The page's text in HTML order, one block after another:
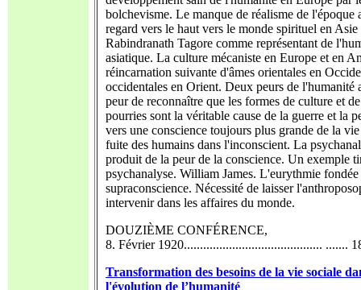
bolchevisme. Le manque de réalisme de l'époque
regard vers le haut vers le monde spirituel en Asie
Rabindranath Tagore comme représentant de
asiatique. La culture mécaniste en Europe et en
réincarnation suivante d'âmes orientales en
occidentales en Orient. Deux peurs de l'humanité
peur de reconnaître que les formes de culture et
pourries sont la véritable cause de la guerre et la
vers une conscience toujours plus grande de la
fuite des humains dans l'inconscient. La
produit de la peur de la conscience. Un exemple
psychanalyse. William James. L'eurythmie fondée
supraconscience. Nécessité de laisser
intervenir dans les affaires du monde.
DOUZIÈME CONFÉRENCE,
8. Février 1920........................................... .......
Transformation des besoins de la vie sociale
l'évolution de l’humanité